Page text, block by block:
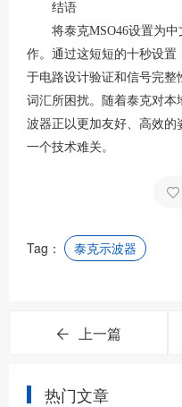
结语
将泰克MSO46设置为
作。通过这短短的十秒设置
于电路设计验证和信号完整
词汇所困扰。随着泰克对本
波器正以更加友好、高效的
一个技术难关。
Tag： 泰克示波器
上一篇
热门文章